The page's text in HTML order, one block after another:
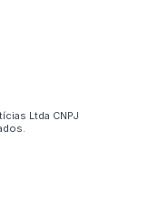
Ltda CNPJ